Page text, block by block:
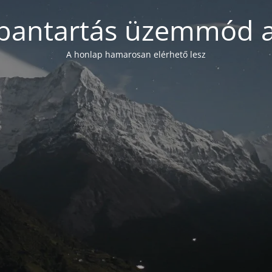
üzemmód
A honlap hamarosan elérhető lesz